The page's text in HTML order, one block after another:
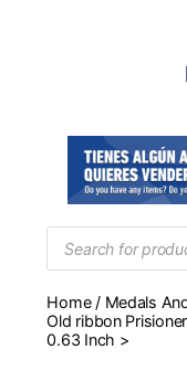
Products
search
Home/ Medals
Old ribbon
0.63 Inch >